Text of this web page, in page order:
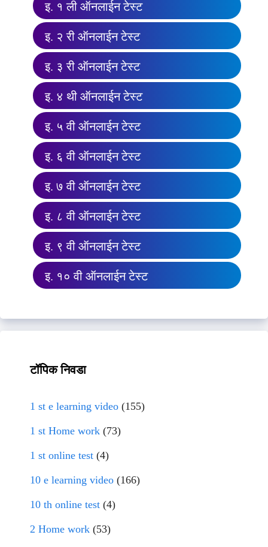
इ. १ ली ऑनलाईन टेस्ट
इ. २ री ऑनलाईन टेस्ट
इ. ३ री ऑनलाईन टेस्ट
इ. ४ थी ऑनलाईन टेस्ट
इ. ५ वी ऑनलाईन टेस्ट
इ. ६ वी ऑनलाईन टेस्ट
इ. ७ वी ऑनलाईन टेस्ट
इ. ८ वी ऑनलाईन टेस्ट
इ. ९ वी ऑनलाईन टेस्ट
इ. १० वी ऑनलाईन टेस्ट
टॉपिक निवडा
1 st e learning video (155)
1 st Home work (73)
1 st online test (4)
10 e learning video (166)
10 th online test (4)
2 Home work (53)